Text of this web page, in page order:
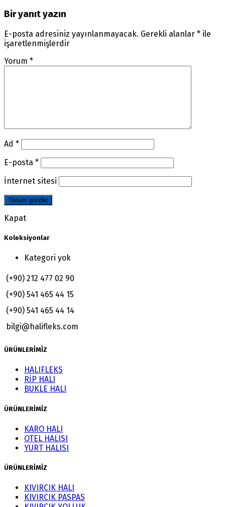
Bir yanıt yazın
E-posta adresiniz yayınlanmayacak. Gerekli alanlar * ile
işaretlenmişlerdir
Yorum *
Ad *
E-posta *
İnternet sitesi
Kapat
Koleksiyonlar
Kategori yok
(+90) 212 477 02 90
(+90) 541 465 44 15
(+90) 541 465 44 14
bilgi@halifleks.com
ÜRÜNLERİMİZ
HALIFLEKS
RİP HALI
BUKLE HALI
ÜRÜNLERİMİZ
KARO HALI
OTEL HALISI
YURT HALISI
ÜRÜNLERİMİZ
KIVIRCIK HALI
KIVIRCIK PASPAS